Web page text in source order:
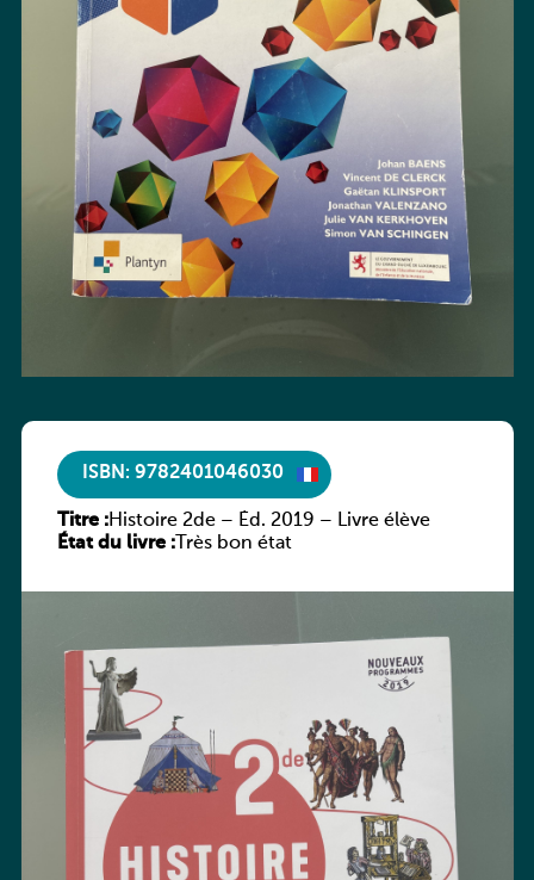
ISBN: 9782401046030
Titre :Histoire 2de – Éd. 2019 – Livre élève
État du livre :Très bon état